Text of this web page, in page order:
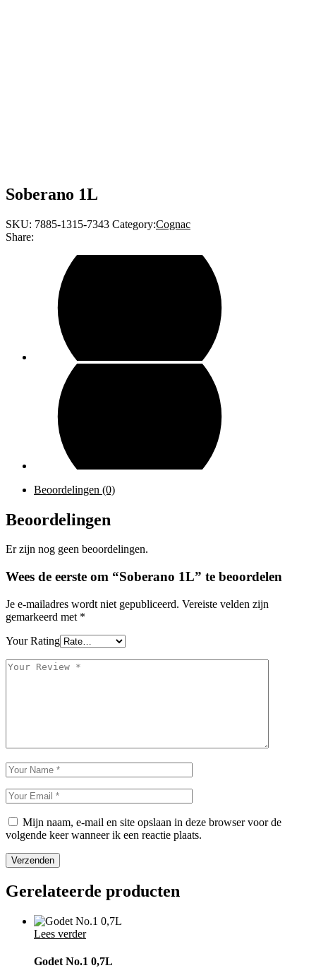
Soberano 1L
SKU: 7885-1315-7343 Category:Cognac
Share:
Beoordelingen (0)
Beoordelingen
Er zijn nog geen beoordelingen.
Wees de eerste om “Soberano 1L” te beoordelen
Je e-mailadres wordt niet gepubliceerd. Vereiste velden zijn
gemarkeerd met *
Your Rating
Mijn naam, e-mail en site opslaan in deze browser voor de
volgende keer wanneer ik een reactie plaats.
Verzenden
Gerelateerde producten
Lees verder
Godet No.1 0,7L